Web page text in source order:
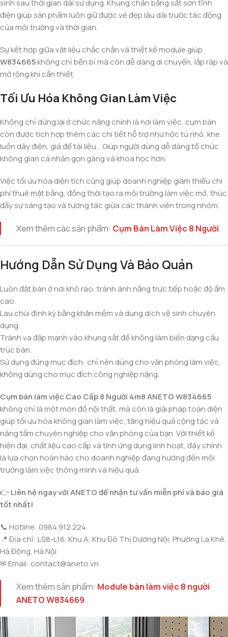
sinh sau thời gian dài sử dụng. Khung chân bằng sắt sơn tĩnh
điện giúp sản phẩm luôn giữ được vẻ đẹp lâu dài trước tác động
của môi trường và thời gian.
Sự kết hợp giữa vật liệu chắc chắn và thiết kế module giúp
W834665không chỉ bền bỉ mà còn dễ dàng di chuyển, lắp ráp và
mở rộng khi cần thiết.
Tối Ưu Hóa Không Gian Làm Việc
Không chỉ dừng lại ở chức năng chính là nơi làm việc, cụm bàn
còn được tích hợp thêm các chi tiết hỗ trợ như hộc tủ nhỏ, khe
luồn dây điện, giá để tài liệu… Giúp người dùng dễ dàng tổ chức
không gian cá nhân gọn gàng và khoa học hơn.
Việc tối ưu hóa diện tích cũng giúp doanh nghiệp giảm thiểu chi
phí thuê mặt bằng, đồng thời tạo ra môi trường làm việc mở, thúc
đẩy sự sáng tạo và tương tác giữa các thành viên trong nhóm.
Xem thêm các sản phẩm: Cụm Bàn Làm Việc 8 Người
Hướng Dẫn Sử Dụng Và Bảo Quản
Luôn đặt bàn ở nơi khô ráo, tránh ánh nắng trực tiếp hoặc độ ẩm
cao.
Lau chùi định kỳ bằng khăn mềm và dung dịch vệ sinh chuyên
dụng.
Tránh va đập mạnh vào khung sắt để không làm biến dạng cấu
trúc bàn.
Sử dụng đúng mục đích: chỉ nên dùng cho văn phòng làm việc,
không dùng cho mục đích công nghiệp nặng.
Cụm bàn làm việc Cao Cấp 8 Người 4m8 ANETO W834665
không chỉ là một món đồ nội thất, mà còn là giải pháp toàn diện
giúp tối ưu hóa không gian làm việc, tăng hiệu quả cộng tác và
nâng tầm chuyên nghiệp cho văn phòng của bạn. Với thiết kế
hiện đại, chất liệu cao cấp và tính ứng dụng linh hoạt, đây chính
là lựa chọn hoàn hảo cho doanh nghiệp đang hướng đến môi
trường làm việc thông minh và hiệu quả.
👉Liên hệ ngay với ANETO để nhận tư vấn miễn phí và báo giá
tốt nhất!
📞 Hotline: 0984.912.224
📍 Địa chỉ: L08-L16, Khu A, Khu Đô Thị Dương Nội, Phường La Khê,
Hà Đông, Hà Nội
✉ Email: contact@aneto.vn
Xem thêm sản phẩm: Module bàn làm việc 8 người
ANETO W834669